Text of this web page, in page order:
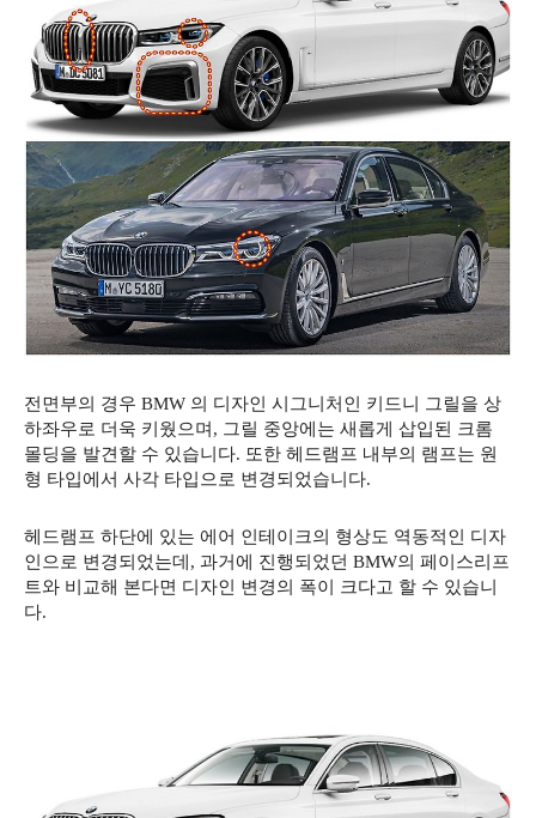
전면부의 경우 BMW 의 디자인 시그니처인 키드니 그릴을 상
하좌우로 더욱 키웠으며, 그릴 중앙에는 새롭게 삽입된 크롬
몰딩을 발견할 수 있습니다. 또한 헤드램프 내부의 램프는 원
형 타입에서 사각 타입으로 변경되었습니다.
헤드램프 하단에 있는 에어 인테이크의 형상도 역동적인 디자
인으로 변경되었는데, 과거에 진행되었던 BMW의 페이스리프
트와 비교해 본다면 디자인 변경의 폭이 크다고 할 수 있습니
다.